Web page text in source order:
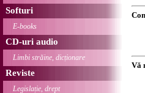
Softuri
E-books
CD-uri audio
Limbi străine, dicționare
Reviste
Legislație, drept
Vă